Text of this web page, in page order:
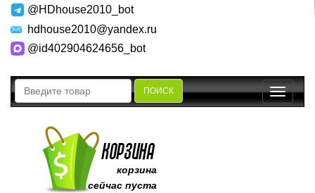
@HDhouse2010_bot
hdhouse2010@yandex.ru
@id402904624656_bot
ПОИСК
Toggle
корзина
сейчас пуста